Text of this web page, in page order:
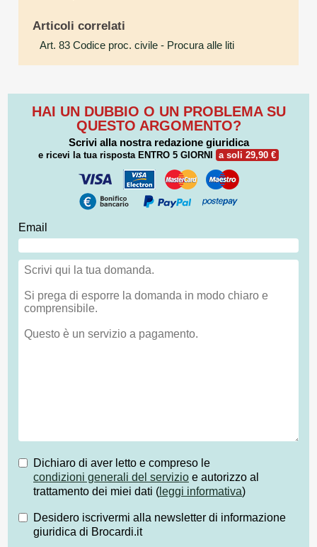
Articoli correlati
Art. 83 Codice proc. civile - Procura alle liti
HAI UN DUBBIO O UN PROBLEMA SU
QUESTO ARGOMENTO?
Scrivi alla nostra redazione giuridica
e ricevi la tua risposta ENTRO 5 GIORNI a soli 29,90 €
Email
Dichiaro di aver letto e compreso le
condizioni generali del servizio e autorizzo al
trattamento dei miei dati ( leggi informativa)
Desidero iscrivermi alla newsletter di informazione
giuridica di Brocardi.it